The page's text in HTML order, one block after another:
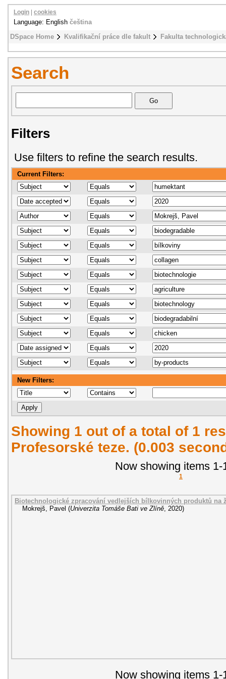
DSpace Home Kvalifikační práce dle fakult Fakulta
Login cookies
Language: English čeština
Search
Filters
Use filters to refine the search results.
Current Filters:
New Filters:
Showing 1 out of a total of 1
Profesorské teze. (0.003
Now showing items 1-
1
Biotechnologické zpracování vedlejších bílkovinných produktů na
Mokrejš, Pavel (Univerzita Tomáše Bati ve Zlíně, 2020)
Now showing items 1-